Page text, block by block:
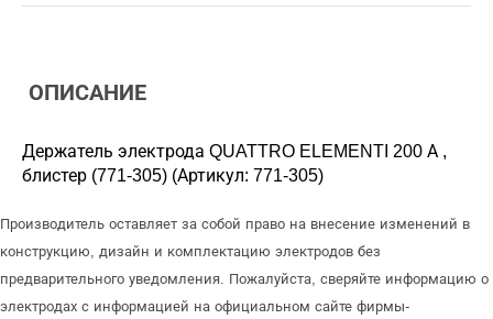
ОПИСАНИЕ
Держатель электрода QUATTRO ELEMENTI 200 А ,
блистер (771-305) (Артикул: 771-305)
Производитель оставляет за собой право на внесение изменений в
конструкцию, дизайн и комплектацию электродов без
предварительного уведомления. Пожалуйста, сверяйте информацию о
электродах с информацией на официальном сайте фирмы-